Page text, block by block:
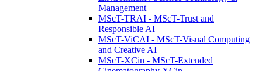
Management
MScT-TRAI - MScT-Trust and
Responsible AI
MScT-ViCAI - MScT-Visual Computing
and Creative AI
MScT-XCin - MScT-Extended